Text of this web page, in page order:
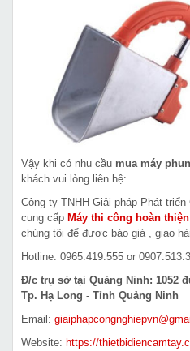
Vậy khi có nhu cầu mua máy
khách vui lòng liên hệ:
Công ty TNHH Giải pháp Phát
cung cấp Máy thi công hoàn
chúng tôi để được báo giá , giao
Hotline: 0965.419.555 or
Đ/c trụ sở tại Quảng Ninh: 1052
Tp. Hạ Long - Tỉnh Quảng Ninh
Email:
Website: https://